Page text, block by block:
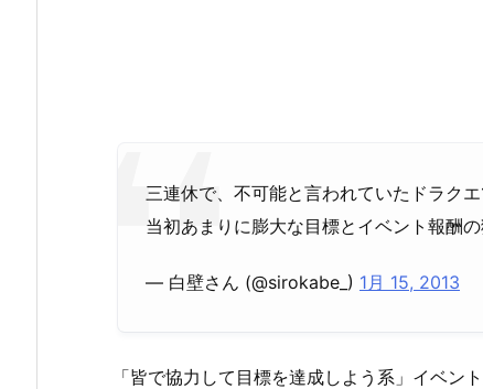
三連休で、不可能と言われていたドラク
当初あまりに膨大な目標とイベント報酬
— 白壁さん (@sirokabe_) 1月 15, 2013
「皆で協力して目標を達成しよう系」イベン